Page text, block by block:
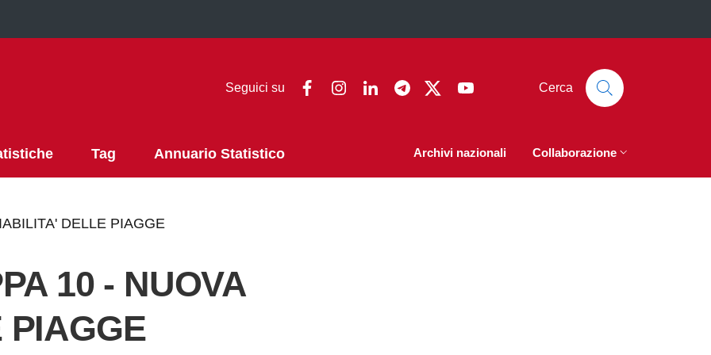
Seguici su FacebookInstagramLinkedinTelegram
Twitter Cerca
Tag Annuario Statistico Archivi nazionali Collaborazione
DELLE PIAGGE
10 - NUOVA